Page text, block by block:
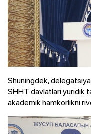
Shuningdek,
SHHT davlatlari yuridik
akademik hamkorlikni